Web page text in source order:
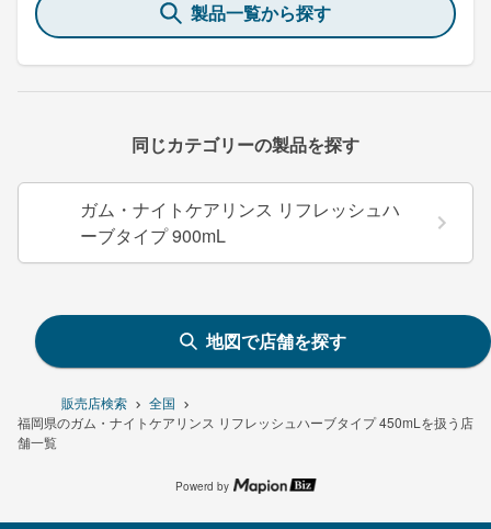
販売店検索
全国
福岡県のガム・ナイトケアリンス リフレッシュハーブタイプ 450mLを扱う店
舗一覧
製品一覧から探す
同じカテゴリーの製品を探す
ガム・ナイトケアリンス リフレッシュハ
ーブタイプ 900mL
地図で店舗を探す
Powerd by